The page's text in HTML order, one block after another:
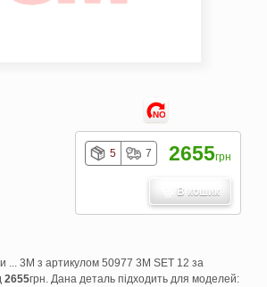
... 3M з артикулом 50977 3M SET 12 за
2655грн. Дана деталь підходить для моделей:
NO
5 7 2655грн
В кошик